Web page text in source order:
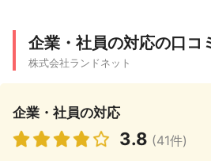
企業・社員の対応の口コ
株式会社ランドネット
企業・社員の対応
3.8 (41件)